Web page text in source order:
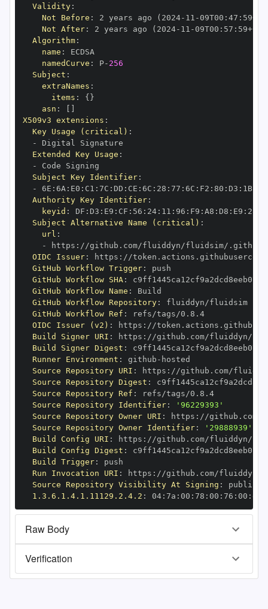
Validity:
Not Before : 2 years ago (2024- 11 -09T00 : 47 : 59+00
Not After: 2 years ago (2024- 11 -09T00 : 57 : 59+00
Algorithm:
name :
namedCurve : P- 256
Subject :
extraNames :
items : { }
asn :
X509v3 extensions :
Key Usage (critical) :
-
Extended Key Usage :
-
Subject Key Identifier:
-
6E : 6A : E0 : C1 : 7C : DD : CE : 6C : 28 : 77 : 6C : F2 : 80 : D3 : 1B:
Authority Key Identifier:
keyid : DF : D3 : E9 : CF : 56 : 24: 11 : 96 : F9 : A8 : D8 : E9 : 28
Subject Alternative Name (critical) :
url :
-
https :
OIDC Issuer: https :
GitHub Workflow Trigger:
GitHub Workflow SHA:
GitHub Workflow Name :
GitHub Workflow Repository:
fluiddyn/fluidsim
GitHub Workflow Ref :
refs/tags/0.8.4
OIDC Issuer (v2) : https :
Build Signer URI : https :
Build Signer Digest :
Runner Environment : github -
Source Repository URI : https :
Source Repository Digest :
Source Repository Ref :
refs/tags/0.8.4
Source Repository Identifier:
'96229393'
Source Repository Owner URI : https :
Source Repository Owner Identifier:
'29888939'
Build Config URI : https :
Build Config Digest :
Build Trigger:
Run Invocation URI : https :
Source Repository Visibility At Signing :
1.3.6.1.4.1.11129.2.4.2 : 04: 7a : 00 : 78 : 00 : 76 : 00 : dd
Raw Body
Verification